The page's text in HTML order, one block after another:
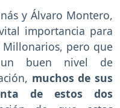
y Álvaro Montero,
importancia para
pero que
buen nivel de
muchos de sus
de estos dos